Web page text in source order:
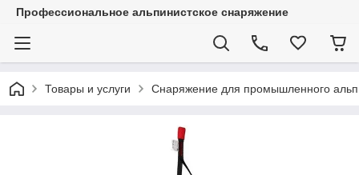
Профессиональное альпинистское снаряжение
Товары и услуги Снаряжение для промышленного